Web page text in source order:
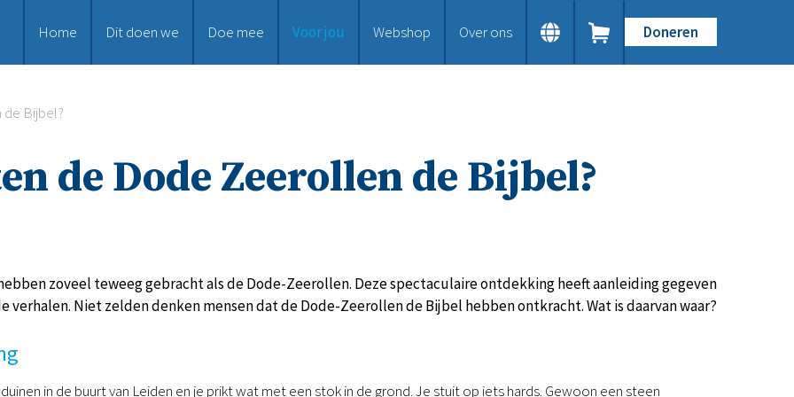
Home Dit doen we Doe mee Voor jou Webshop Over ons Doneren
Bijbel?
de Dode Zeerollen de Bijbel?
zoveel teweeg gebracht als de Dode-Zeerollen. Deze spectaculaire ontdekking heeft aanleiding gegeven
verhalen. Niet zelden denken mensen dat de Dode-Zeerollen de Bijbel hebben ontkracht. Wat is daarvan waar?
in de buurt van Leiden en je prikt wat met een stok in de grond. Je stuit op iets hards. Gewoon een steen
Samenwerken en toerusten
Humanitaire hulp
Doneer
Bid mee
Kennisbank